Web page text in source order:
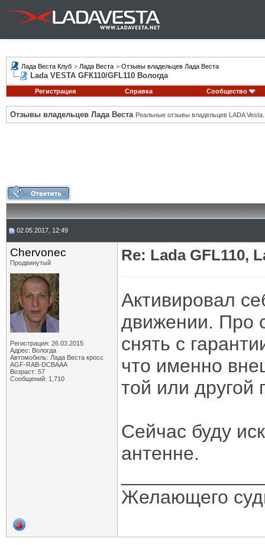
Лада Веста Клуб > Лада Веста > Отзывы владельцев Лада Веста
Lada VESTA GFК110/GFL110 Вологда
Регистрация Справка Сообщество
Отзывы владельцев Лада Веста Реальные отзывы владельцев LADA Vesta.
02.05.2017, 12:49
Chervonec
Продвинутый
Регистрация: 26.03.2015
Адрес: Вологда
Автомобиль: Лада Веста кросс
AGF-RAB-DCBAAA
Возраст: 57
Сообщений: 1,710
Re: Lada GFL110,
Активировал
движении. Про
снять с
что именно
той или другой
Сейчас буду
антенне.
Желающего